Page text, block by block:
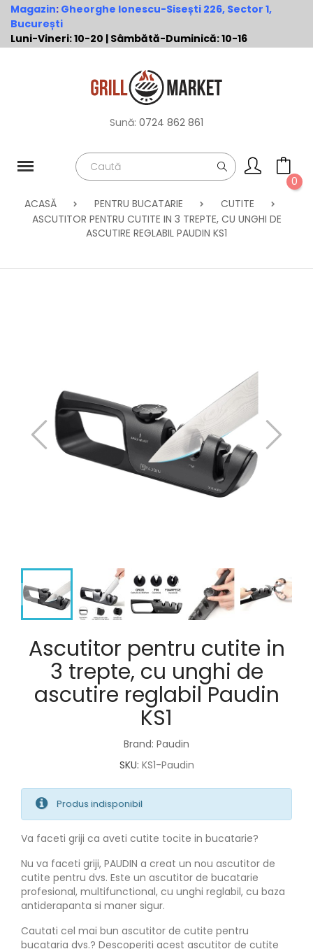
Magazin: Gheorghe Ionescu-Sisești 226, Sector 1,
București
Luni-Vineri: 10-20 | Sâmbătă-Duminică: 10-16
Sună: 0724 862 861
0
ACASĂ
PENTRU BUCATARIE
CUTITE
ASCUTITOR PENTRU CUTITE IN 3 TREPTE, CU UNGHI DE
ASCUTIRE REGLABIL PAUDIN KS1
Ascutitor pentru cutite in
3 trepte, cu unghi de
ascutire reglabil Paudin
KS1
Brand: Paudin
SKU: KS1-Paudin
Produs indisponibil
Va faceti griji ca aveti cutite tocite in bucatarie?
Nu va faceti griji, PAUDIN a creat un nou ascutitor de
cutite pentru dvs. Este un ascutitor de bucatarie
profesional, multifunctional, cu unghi reglabil, cu baza
antiderapanta si maner sigur.
Cautati cel mai bun ascutitor de cutite pentru
bucataria dvs.? Descoperiti acest ascutitor de cutite